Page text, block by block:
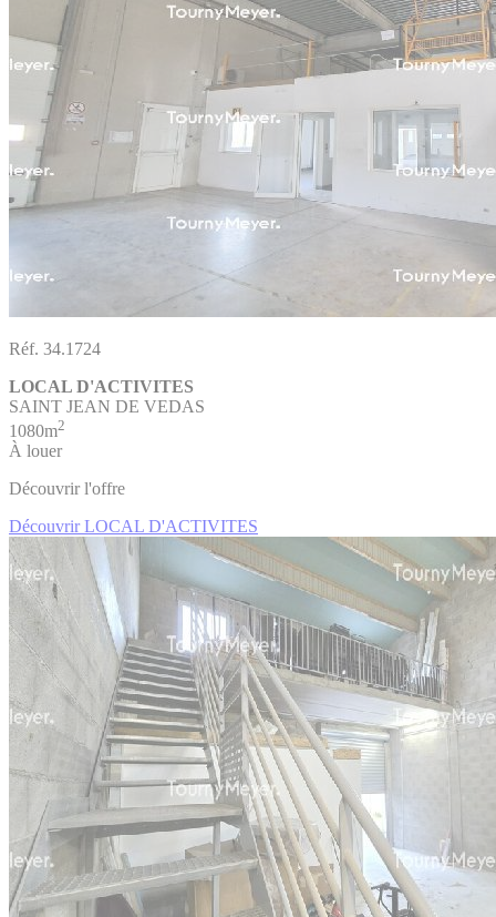
Réf. 34.1724
LOCAL D'ACTIVITES
SAINT JEAN DE VEDAS
1080m2
À louer
Découvrir l'offre
Découvrir LOCAL D'ACTIVITES